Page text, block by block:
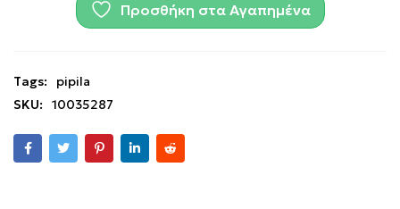
Προσθήκη στα Αγαπημένα
Tags:
pipila
SKU:
10035287